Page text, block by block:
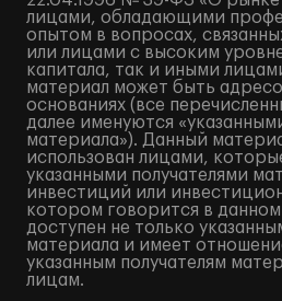
лицами, обладающими
опытом в вопросах,
или лицами с высоким
капитала, так и иными
материал может быть
основаниях (все
далее именуются
материала»). Данный
использован лицами,
указанными получателями
инвестиций или
котором говорится в
доступен не только
материала и имеет
указанным получателям
лицам.